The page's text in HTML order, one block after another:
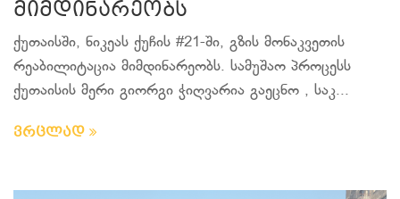
მიმდინარეობს
ქუთაისში, ნიკეას ქუჩის #21-ში, გზის მონაკვეთის
რეაბილიტაცია მიმდინარეობს. სამუშაო პროცესს
ქუთაისის მერი გიორგი ჭიღვარია გაეცნო , საკ...
ვრცლად